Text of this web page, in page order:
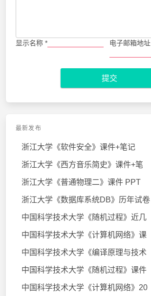
显示名称 * 电子邮箱地址
提交
最新发布
浙江大学《软件安全》课件+笔记
浙江大学《西方音乐简史》课件+笔
浙江大学《普通物理二》课件 PPT
浙江大学《数据库系统DB》历年试卷
中国科学技术大学《随机过程》近几
中国科学技术大学《计算机网络》课
中国科学技术大学《编译原理与技术
中国科学技术大学《随机过程》课件
中国科学技术大学《计算机网络》20